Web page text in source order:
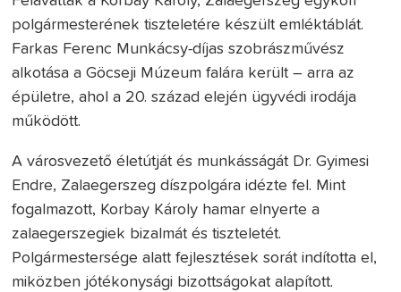
polgármesterének tiszteletére készült emléktáblát.
Farkas Ferenc Munkácsy-díjas szobrászművész
alkotása a Göcseji Múzeum falára került – arra az
épületre, ahol a 20. század elején ügyvédi irodája
működött.
A városvezető életútját és munkásságát Dr. Gyimesi
Endre, Zalaegerszeg díszpolgára idézte fel. Mint
fogalmazott, Korbay Károly hamar elnyerte a
zalaegerszegiek bizalmát és tiszteletét.
Polgármestersége alatt fejlesztések sorát indította el,
miközben jótékonysági bizottságokat alapított.